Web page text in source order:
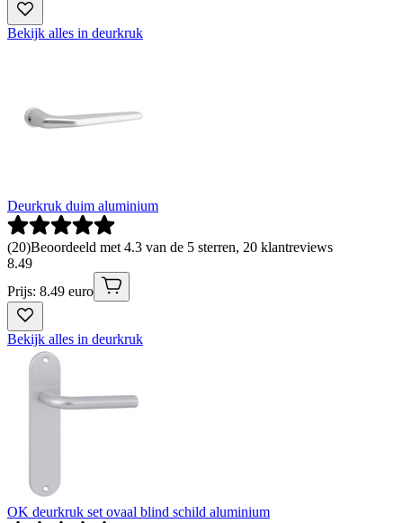
Bekijk alles in deurkruk
Deurkruk duim aluminium
(20)Beoordeeld met 4.3 van de 5 sterren, 20 klantreviews
8.49
Prijs: 8.49 euro
Bekijk alles in deurkruk
OK deurkruk set ovaal blind schild aluminium